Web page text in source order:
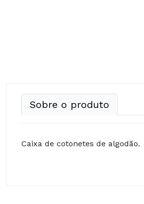
Sobre o produto
Caixa de cotonetes de algodão.